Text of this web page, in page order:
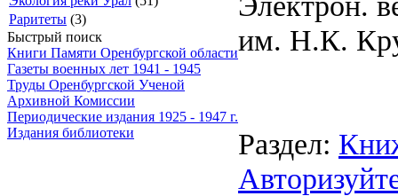
Раритеты (3)
Быстрый поиск
Книги Памяти Оренбургской области
Газеты военных лет 1941 - 1945
Труды Оренбургской Ученой
Архивной Комиссии
Периодические издания 1925 - 1947 г.
Издания библиотеки
им. Н.К.
Раздел: